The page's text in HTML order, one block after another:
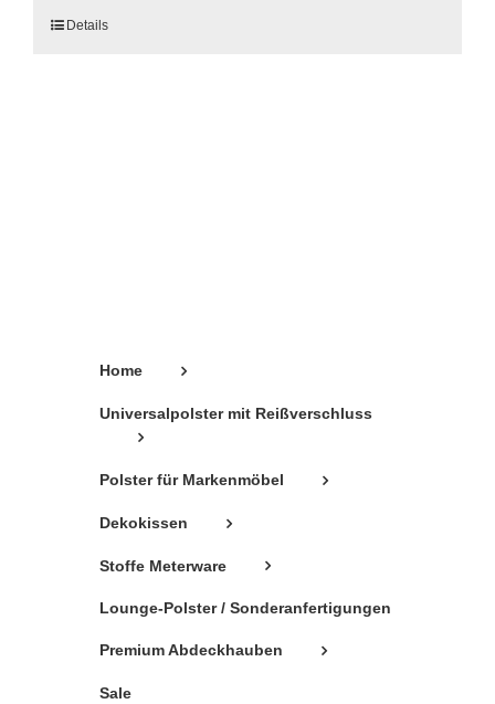
Dieses
werden
Details
Home
Universalpolster mit Reißverschluss
Polster für Markenmöbel
Dekokissen
Stoffe Meterware
Lounge-Polster / Sonderanfertigungen
Premium Abdeckhauben
Sale